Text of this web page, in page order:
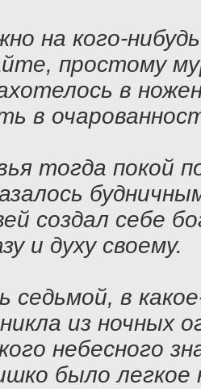
на кого-
простому
в
в
тогда покой
создал себе
и духу своему.
седьмой, в
из ночных
небесного
было легкое